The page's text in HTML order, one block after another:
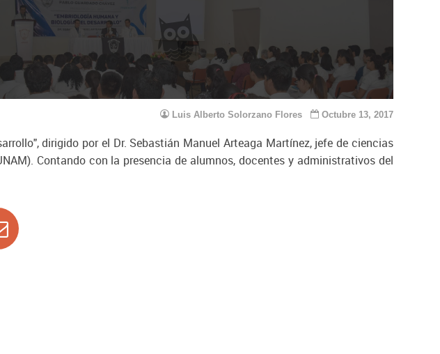
Luis Alberto Solorzano Flores Octubre 13, 2017
dirigido por el Dr. Sebastián Manuel Arteaga Martínez, jefe de ciencias
Contando con la presencia de alumnos, docentes y administrativos del